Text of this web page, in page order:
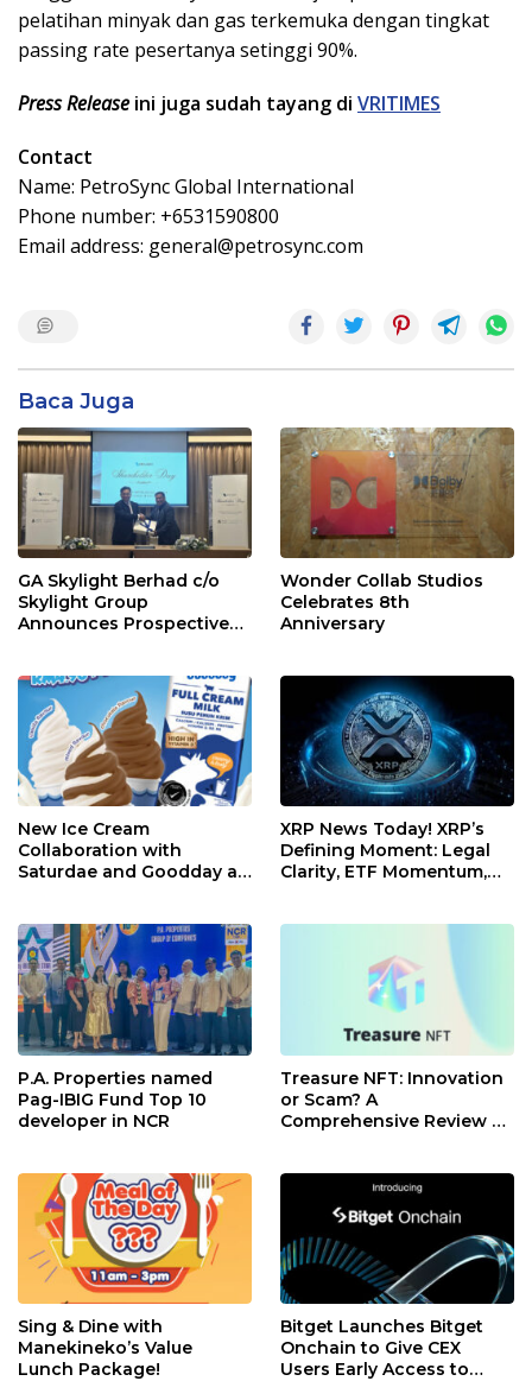
pelatihan minyak dan gas terkemuka dengan tingkat
passing rate pesertanya setinggi 90%.
Press Release ini juga sudah tayang di VRITIMES
Contact
Name: PetroSync Global International
Phone number: +6531590800
Email address: general@petrosync.com
Baca Juga
GA Skylight Berhad c/o
Skylight Group
Announces Prospective
Berhad
Wonder Collab Studios
Celebrates 8th
Anniversary
New Ice Cream
Collaboration with
Saturdae and Goodday at
XRP News Today! XRP’s
Defining Moment: Legal
Clarity, ETF Momentum,
P.A. Properties named
Pag-IBIG Fund Top 10
developer in NCR
Treasure NFT: Innovation
or Scam? A
Comprehensive Review of
Sing & Dine with
Manekineko’s Value
Lunch Package!
Bitget Launches Bitget
Onchain to Give CEX
Users Early Access to